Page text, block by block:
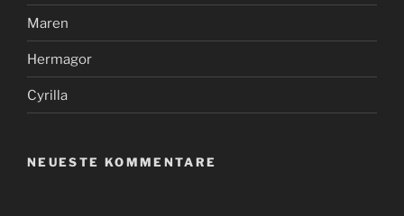
Maren
Hermagor
Cyrilla
NEUESTE KOMMENTARE